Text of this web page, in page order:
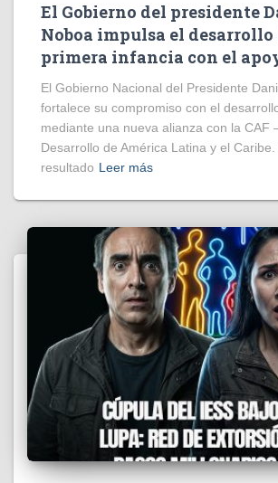
El Gobierno del presidente
Noboa impulsa el desarrollo
primera infancia con el
El Gobierno Nacional del Presidente
fortalece su compromiso con el
mediante una nueva alianza con la CAF
Desarrollo de América Latina y el Caribe.
resultado Leer más